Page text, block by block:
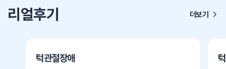
리얼후기 더보기
턱관절장애